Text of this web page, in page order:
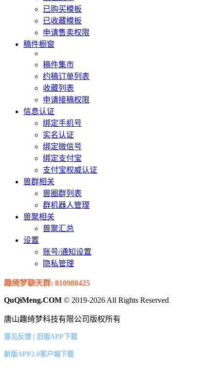
已购买模板
已收藏模板
申请售卖权限
稿件橱窗
稿件集市
约稿订单列表
收藏列表
申请接稿权限
信息认证
绑定手机号
实名认证
绑定微信号
绑定支付宝
支付宝权威认证
兽群相关
兽圈群列表
群机器人管理
兽聚相关
兽聚汇总
设置
账号/通知设置
隐私管理
趣绮梦聊天群: 810988425
QuQiMeng.COM © 2019-2026 All Rights Reserved
唐山趣绮梦科技有限公司版权所有
意见反馈 | 旧版APP下载
新版APP2.0客户端下载